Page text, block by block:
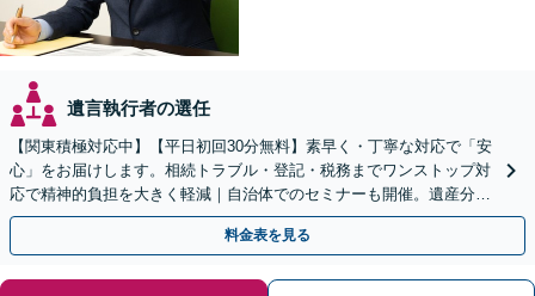
遺言執行者の選任
【関東積極対応中】【平日初回30分無料】素早く・丁寧な対応で「安
心」をお届けします。相続トラブル・登記・税務までワンストップ対
応で精神的負担を大きく軽減｜自治体でのセミナーも開催。遺産分
割・放棄などまずはお気軽にご相談ください【通知税理士】
料金表を見る